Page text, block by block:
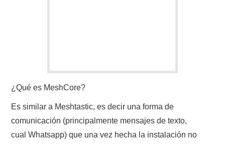
¿Qué es MeshCore?
Es similar a Meshtastic, es decir una forma de
comunicación (principalmente mensajes de texto,
cual Whatsapp) que una vez hecha la instalación no